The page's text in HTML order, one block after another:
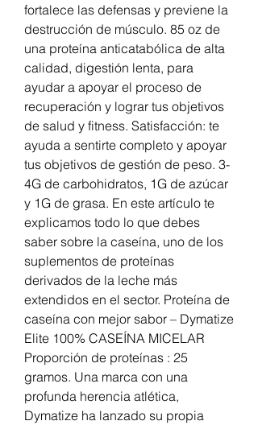
fortalece las defensas y previene la
destrucción de músculo. 85 oz de
una proteína anticatabólica de alta
calidad, digestión lenta, para
ayudar a apoyar el proceso de
recuperación y lograr tus objetivos
de salud y fitness. Satisfacción: te
ayuda a sentirte completo y apoyar
tus objetivos de gestión de peso. 3-
4G de carbohidratos, 1G de azúcar
y 1G de grasa. En este artículo te
explicamos todo lo que debes
saber sobre la caseína, uno de los
suplementos de proteínas
derivados de la leche más
extendidos en el sector. Proteína de
caseína con mejor sabor – Dymatize
Elite 100% CASEÍNA MICELAR
Proporción de proteínas : 25
gramos. Una marca con una
profunda herencia atlética,
Dymatize ha lanzado su propia